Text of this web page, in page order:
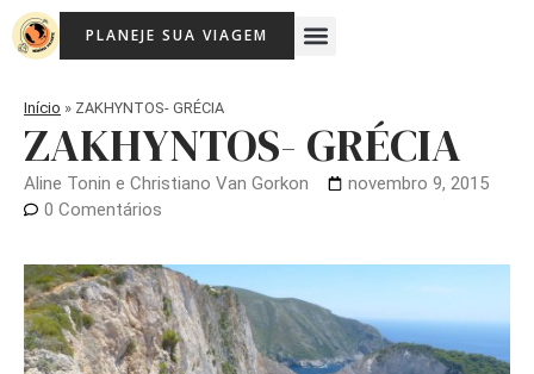
para
PLANEJE SUA VIAGEM Menu
Início » ZAKHYNTOS- GRÉCIA
ZAKHYNTOS- GRÉCIA
Aline Tonin e Christiano Van Gorkon
novembro 9, 2015
0 Comentários